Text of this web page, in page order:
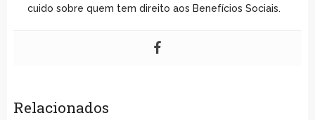
cuido sobre quem tem direito aos Benefícios Sociais.
Relacionados